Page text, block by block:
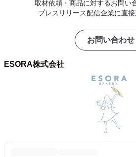
取材依頼・商品に対するお問い
プレスリリース配信企業に直接
お問い合わせ
ESORA株式会社